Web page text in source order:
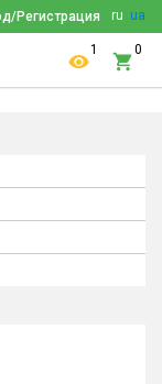
ru ua
Регистрация
1 0